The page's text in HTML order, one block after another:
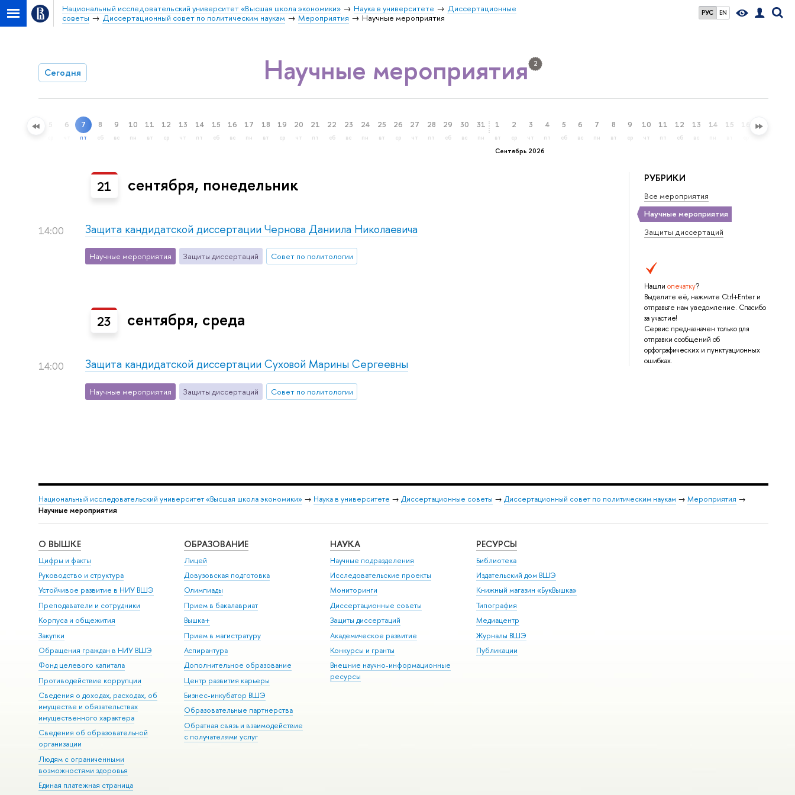
РУС EN
Национальный исследовательский университет «Высшая школа экономики» Наука в университете
Диссертационные
советы
Диссертационный совет по политическим наукам Мероприятия Научные мероприятия
Сегодня Научные мероприятия 2
поиск 5 6 7
пт
8
сб
9
вс
10
пн
11
вт
12
ср
13
чт
14
пт
15
сб
16
вс
17
пн
18
вт
19
ср
20
чт
21
пт
22
сб
23
вс
24
пн
25
вт
26
ср
27
чт
28
пт
29
сб
30
вс
31
пн
Сентябрь 2026
1
вт
2
ср
3
чт
4
пт
5
сб
6
вс
7
пн
8
вт
9
ср
10
чт
11
пт
12
сб
13
вс
14 15 16 17
РУБРИКИ
Все мероприятия
Научные мероприятия
Защиты диссертаций
Нашли опечатку?
Выделите её, нажмите Ctrl+Enter и
отправьте нам уведомление. Спасибо
за участие!
Сервис предназначен только для
отправки сообщений об
орфографических и пунктуационных
ошибках.
21 сентября, понедельник
14:00 Защита кандидатской диссертации Чернова Даниила Николаевича
Научные мероприятия Защиты диссертаций Совет по политологии
23 сентября, среда
14:00 Защита кандидатской диссертации Суховой Марины Сергеевны
Научные мероприятия Защиты диссертаций Совет по политологии
Национальный исследовательский университет «Высшая школа экономики» → Наука в университете → Диссертационные советы → Диссертационный совет по политическим наукам→ Мероприятия →
Научные мероприятия
О ВЫШКЕ
Цифры и факты
Руководство и структура
Устойчивое развитие в НИУ ВШЭ
Преподаватели и сотрудники
Корпуса и общежития
Закупки
Обращения граждан в НИУ ВШЭ
Фонд целевого капитала
Противодействие коррупции
Сведения о доходах, расходах, об
имуществе и обязательствах
имущественного характера
Сведения об образовательной
организации
Людям с ограниченными
возможностями здоровья
Единая платежная страница
ОБРАЗОВАНИЕ
Лицей
Довузовская подготовка
Олимпиады
Прием в бакалавриат
Вышка+
Прием в магистратуру
Аспирантура
Дополнительное образование
Центр развития карьеры
Бизнес-инкубатор ВШЭ
Образовательные партнерства
Обратная связь и взаимодействие
с получателями услуг
НАУКА
Научные подразделения
Исследовательские проекты
Мониторинги
Диссертационные советы
Защиты диссертаций
Академическое развитие
Конкурсы и гранты
Внешние научно-информационные
ресурсы
РЕСУРСЫ
Библиотека
Издательский дом ВШЭ
Книжный магазин «БукВышка»
Типография
Медиацентр
Журналы ВШЭ
Публикации